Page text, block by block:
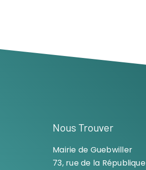
Nous Trouver
Mairie de Guebwiller
73, rue de la République